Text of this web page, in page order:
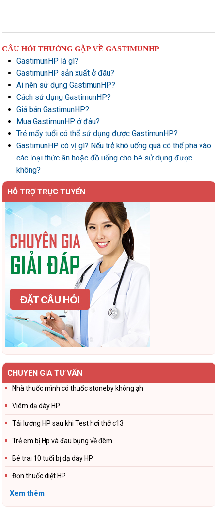
CÂU HỎI THƯỜNG GẶP VỀ GASTIMUNHP
GastimunHP là gì?
GastimunHP sản xuất ở đâu?
Ai nên sử dụng GastimunHP?
Cách sử dụng GastimunHP?
Giá bán GastimunHP?
Mua GastimunHP ở đâu?
Trẻ mấy tuổi có thể sử dụng được GastimunHP?
GastimunHP có vị gì? Nếu trẻ khó uống quá có thể pha vào
các loại thức ăn hoặc đồ uống cho bé sử dụng được
không?
HỖ TRỢ TRỰC TUYẾN
CHUYÊN GIA TƯ VẤN
Nhà thuốc mình có thuốc stoneby không ạh
Viêm dạ dày HP
Tải lượng HP sau khi Test hơi thở c13
Trẻ em bị Hp và đau bụng về đêm
Bé trai 10 tuổi bị dạ dày HP
Đơn thuốc diệt HP
Xem thêm